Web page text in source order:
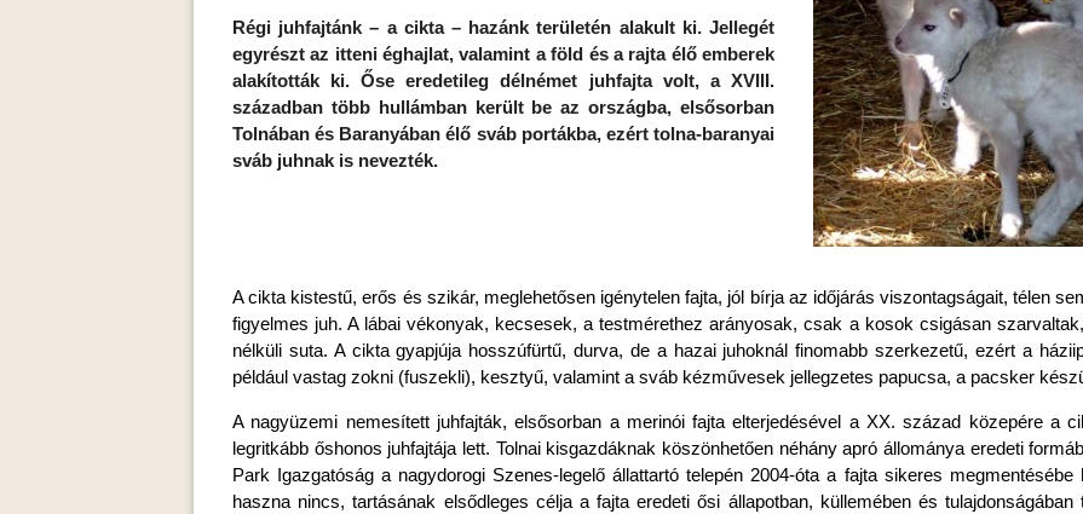
Régi juhfajtánk – a cikta – hazánk területén alakult ki. Jellegét
egyrészt az itteni éghajlat, valamint a föld és a rajta élő emberek
alakították ki. Őse eredetileg délnémet juhfajta volt, a XVIII.
században több hullámban került be az országba, elsősorban
Tolnában és Baranyában élő sváb portákba, ezért tolna-baranyai
sváb juhnak is nevezték.
A cikta kistestű, erős és szikár, meglehetősen igénytelen fajta, jól bírja az időjárás viszontagságait, télen
figyelmes juh. A lábai vékonyak, kecsesek, a testmérethez arányosak, csak a kosok csigásan
nélküli suta. A cikta gyapjúja hosszúfürtű, durva, de a hazai juhoknál finomabb szerkezetű, ezért a
például vastag zokni (fuszekli), kesztyű, valamint a sváb kézművesek jellegzetes papucsa, a pacsker
A nagyüzemi nemesített juhfajták, elsősorban a merinói fajta elterjedésével a XX. század közepére a
legritkább őshonos juhfajtája lett. Tolnai kisgazdáknak köszönhetően néhány apró állománya eredeti
Park Igazgatóság a nagydorogi Szenes-legelő állattartó telepén 2004-óta a fajta sikeres
haszna nincs, tartásának elsődleges célja a fajta eredeti ősi állapotban, küllemében és